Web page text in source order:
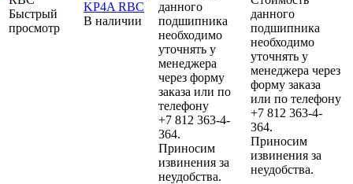
Быстрый
просмотр
KP4A RBC
В наличии
данного
подшипника
необходимо
уточнять у
менеджера
через форму
заказа или по
телефону
+7 812 363-4-
364.
Приносим
извинения за
неудобства.
данного
подшипника
необходимо
уточнять у
менеджера через
форму заказа
или по телефону
+7 812 363-4-
364.
Приносим
извинения за
неудобства.